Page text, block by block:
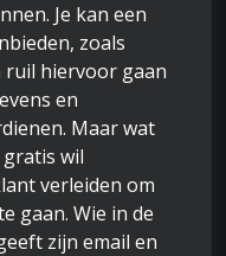
Je kan een
zoals
ruil hiervoor gaan
en
Maar wat
wil
verleiden om
gaan. Wie in de
zijn email en